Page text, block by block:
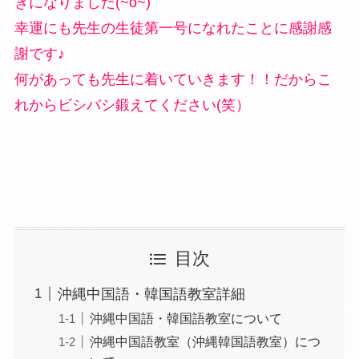
幸運にも先生の生徒第一号になれたことに感謝感
謝です♪
何があっても先生に着いていきます！！だからこ
れからビシバシ鍛えてください(笑）
目次
沖縄中国語・韓国語教室詳細
沖縄中国語・韓国語教室について
沖縄中国語教室（沖縄韓国語教室）につ